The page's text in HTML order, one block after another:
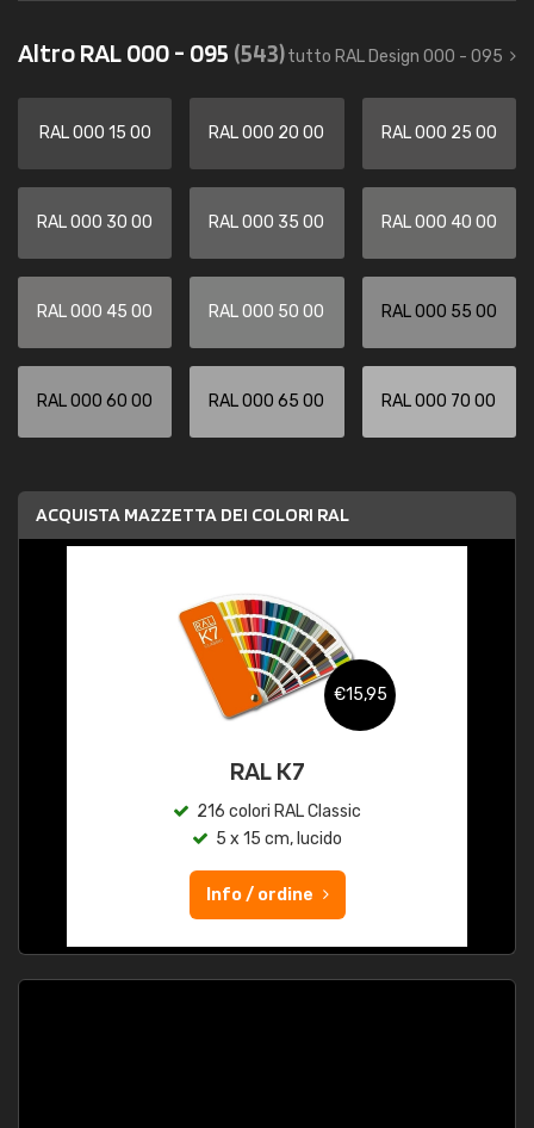
Altro RAL 000 - 095 (543)tutto RAL Design 000 - 095
RAL 000 15 00 RAL 000 20 00 RAL 000 25 00
RAL 000 30 00 RAL 000 35 00 RAL 000 40 00
RAL 000 45 00 RAL 000 50 00 RAL 000 55 00
RAL 000 60 00 RAL 000 65 00 RAL 000 70 00
ACQUISTA MAZZETTA DEI COLORI RAL
€15,95
RAL K7
216 colori RAL Classic
5 x 15 cm, lucido
Info / ordine